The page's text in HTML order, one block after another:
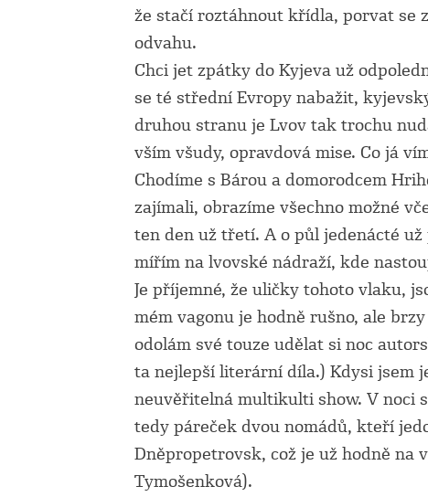
že stačí roztáhnout křídla, porvat se
odvahu.
Chci jet zpátky do Kyjeva už
se té střední Evropy nabažit,
druhou stranu je Lvov tak trochu
vším všudy, opravdová mise. Co já
Chodíme s Bárou a domorodcem
zajímali, obrazíme všechno možné
ten den už třetí. A o půl jedenácté
mířím na lvovské nádraží, kde
Je příjemné, že uličky tohoto vlaku,
mém vagonu je hodně rušno, ale
odolám své touze udělat si noc
ta nejlepší literární díla.) Kdysi jsem
neuvěřitelná multikulti show. V noci
tedy páreček dvou nomádů, kteří
Dněpropetrovsk, což je už hodně na
Tymošenková).